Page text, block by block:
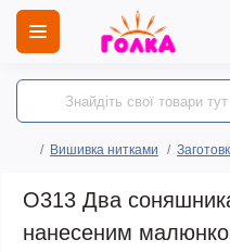
Вишивка нитками
O313 Два
нанесеним